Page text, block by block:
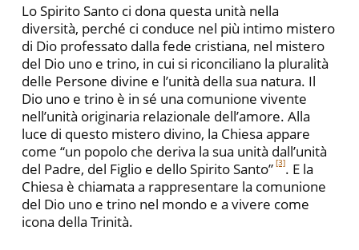
Lo Spirito Santo ci dona questa unità nella
diversità, perché ci conduce nel più intimo mistero
di Dio professato dalla fede cristiana, nel mistero
del Dio uno e trino, in cui si riconciliano la pluralità
delle Persone divine e l’unità della sua natura. Il
Dio uno e trino è in sé una comunione vivente
nell’unità originaria relazionale dell’amore. Alla
luce di questo mistero divino, la Chiesa appare
come “un popolo che deriva la sua unità dall’unità
del Padre, del Figlio e dello Spirito Santo” [3]. E la
Chiesa è chiamata a rappresentare la comunione
del Dio uno e trino nel mondo e a vivere come
icona della Trinità.